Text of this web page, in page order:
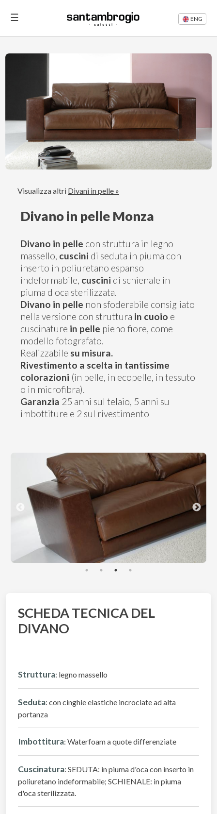
☰
Rifacimento
Divani
Articoli
Area
Riservata
Contatti
ENG
Visualizza altri Divani in pelle »
Divano in pelle Monza
Divano in pelle con struttura in legno
massello, cuscini di seduta in piuma con
inserto in poliuretano espanso
indeformabile, cuscini di schienale in
piuma d'oca sterilizzata.
Divano in pelle non sfoderabile consigliato
nella versione con struttura in cuoio e
cuscinature in pelle pieno fiore, come
modello fotografato.
Realizzabile su misura.
Rivestimento a scelta in tantissime
colorazioni (in pelle, in ecopelle, in tessuto
o in microfibra).
Garanzia 25 anni sul telaio, 5 anni su
imbottiture e 2 sul rivestimento
SCHEDA TECNICA DEL
DIVANO
Struttura: legno massello
Seduta: con cinghie elastiche incrociate ad alta
portanza
Imbottitura: Waterfoam a quote differenziate
Cuscinatura: SEDUTA: in piuma d'oca con inserto in
poliuretano indeformabile; SCHIENALE: in piuma
d'oca sterilizzata.